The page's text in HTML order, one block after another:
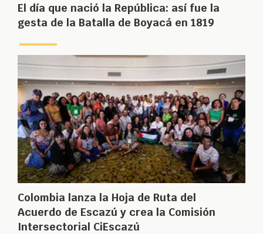
El día que nació la República: así fue la
gesta de la Batalla de Boyacá en 1819
Colombia lanza la Hoja de Ruta del
Acuerdo de Escazú y crea la Comisión
Intersectorial CiEscazú